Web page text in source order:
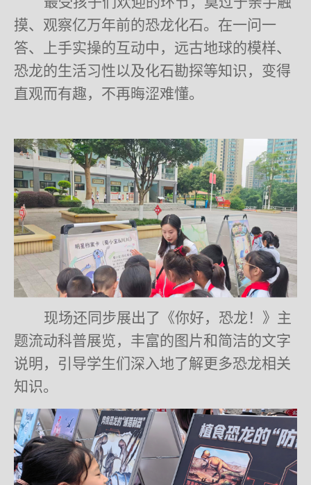
摸、观察亿万年前的恐龙化石。在一问一
答、上手实操的互动中，远古地球的模样、
恐龙的生活习性以及化石勘探等知识，变得
直观而有趣，不再晦涩难懂。
现场还同步展出了《你好，恐龙！》主
题流动科普展览，丰富的图片和简洁的文字
说明，引导学生们深入地了解更多恐龙相关
知识。